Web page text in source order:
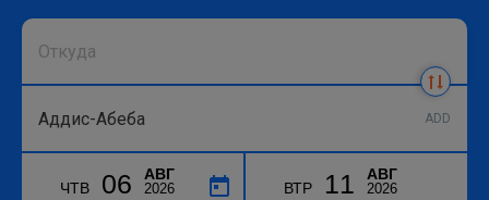
ADD
ЧТВ 06 АВГ
2026 ВТР 11 АВГ
2026